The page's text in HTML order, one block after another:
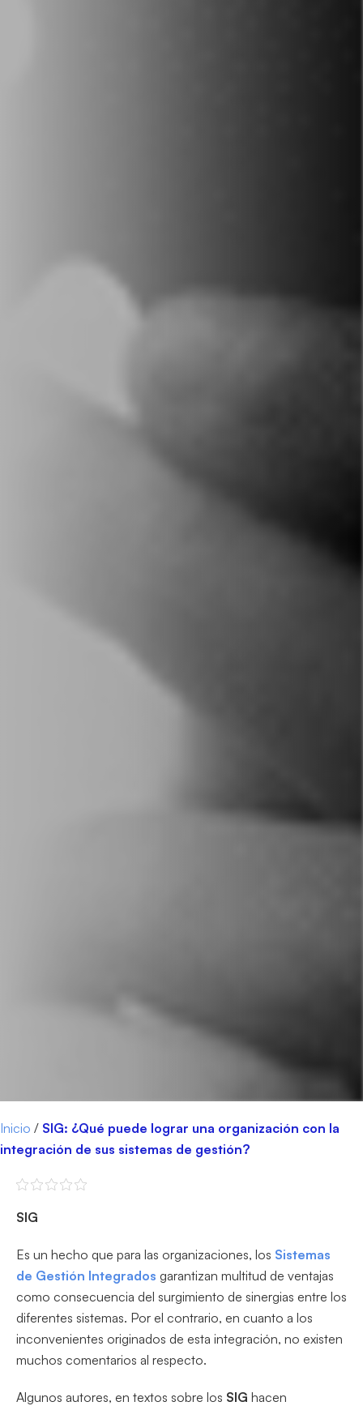
Inicio / SIG: ¿Qué puede lograr una organización con la
integración de sus sistemas de gestión?
SIG
Es un hecho que para las organizaciones, los Sistemas
de Gestión Integrados garantizan multitud de ventajas
como consecuencia del surgimiento de sinergias entre los
diferentes sistemas. Por el contrario, en cuanto a los
inconvenientes originados de esta integración, no existen
muchos comentarios al respecto.
Algunos autores, en textos sobre los SIG hacen